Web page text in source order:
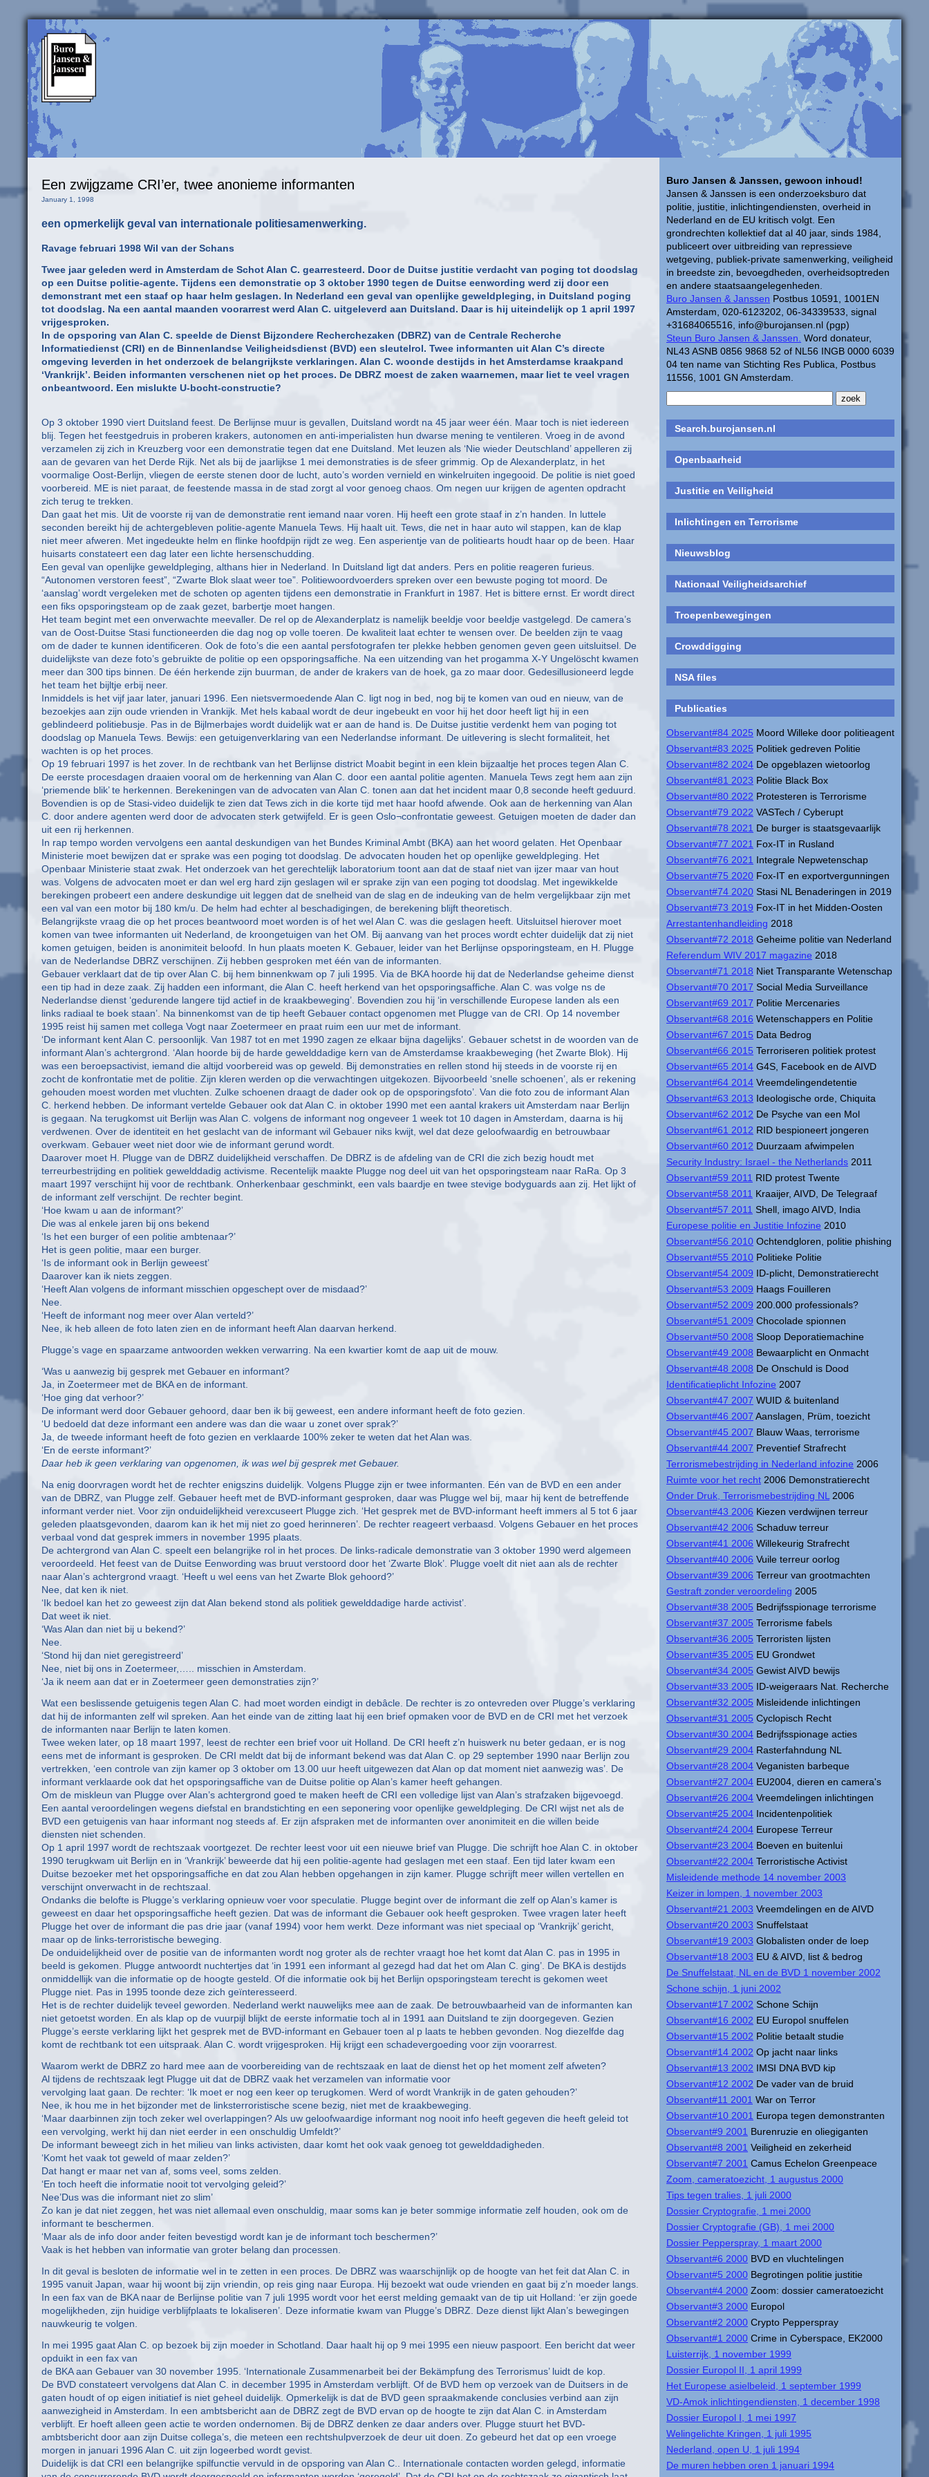
Buro Jansen & Janssen, gewoon inhoud!
Jansen & Janssen is een onderzoeksburo dat
politie, justitie, inlichtingendiensten, overheid in
Nederland en de EU kritisch volgt. Een
grondrechten kollektief dat al 40 jaar, sinds 1984,
publiceert over uitbreiding van repressieve
wetgeving, publiek-private samenwerking, veiligheid
in breedste zin, bevoegdheden, overheidsoptreden
en andere staatsaangelegenheden.
Buro Jansen & Janssen Postbus 10591, 1001EN
Amsterdam, 020-6123202, 06-34339533, signal
+31684065516, info@burojansen.nl (pgp)
Steun Buro Jansen & Janssen. Word donateur,
NL43 ASNB 0856 9868 52 of NL56 INGB 0000 6039
04 ten name van Stichting Res Publica, Postbus
11556, 1001 GN Amsterdam.
Search.burojansen.nl
Openbaarheid
Justitie en Veiligheid
Inlichtingen en Terrorisme
Nieuwsblog
Nationaal Veiligheidsarchief
Troepenbewegingen
Crowddigging
NSA files
Publicaties
Observant#84 2025 Moord Willeke door politieagent
Observant#83 2025 Politiek gedreven Politie
Observant#82 2024 De opgeblazen wietoorlog
Observant#81 2023 Politie Black Box
Observant#80 2022 Protesteren is Terrorisme
Observant#79 2022 VASTech / Cyberupt
Observant#78 2021 De burger is staatsgevaarlijk
Observant#77 2021 Fox-IT in Rusland
Observant#76 2021 Integrale Nepwetenschap
Observant#75 2020 Fox-IT en exportvergunningen
Observant#74 2020 Stasi NL Benaderingen in 2019
Observant#73 2019 Fox-IT in het Midden-Oosten
Arrestantenhandleiding 2018
Observant#72 2018 Geheime politie van Nederland
Referendum WIV 2017 magazine 2018
Observant#71 2018 Niet Transparante Wetenschap
Observant#70 2017 Social Media Surveillance
Observant#69 2017 Politie Mercenaries
Observant#68 2016 Wetenschappers en Politie
Observant#67 2015 Data Bedrog
Observant#66 2015 Terroriseren politiek protest
Observant#65 2014 G4S, Facebook en de AIVD
Observant#64 2014 Vreemdelingendetentie
Observant#63 2013 Ideologische orde, Chiquita
Observant#62 2012 De Psyche van een Mol
Observant#61 2012 RID bespioneert jongeren
Observant#60 2012 Duurzaam afwimpelen
Security Industry: Israel - the Netherlands 2011
Observant#59 2011 RID protest Twente
Observant#58 2011 Kraaijer, AIVD, De Telegraaf
Observant#57 2011 Shell, imago AIVD, India
Europese politie en Justitie Infozine 2010
Observant#56 2010 Ochtendgloren, politie phishing
Observant#55 2010 Politieke Politie
Observant#54 2009 ID-plicht, Demonstratierecht
Observant#53 2009 Haags Fouilleren
Observant#52 2009 200.000 professionals?
Observant#51 2009 Chocolade spionnen
Observant#50 2008 Sloop Deporatiemachine
Observant#49 2008 Bewaarplicht en Onmacht
Observant#48 2008 De Onschuld is Dood
Identificatieplicht Infozine 2007
Observant#47 2007 WUID & buitenland
Observant#46 2007 Aanslagen, Prüm, toezicht
Observant#45 2007 Blauw Waas, terrorisme
Observant#44 2007 Preventief Strafrecht
Terrorismebestrijding in Nederland infozine 2006
Ruimte voor het recht 2006 Demonstratierecht
Onder Druk, Terrorismebestrijding NL 2006
Observant#43 2006 Kiezen verdwijnen terreur
Observant#42 2006 Schaduw terreur
Observant#41 2006 Willekeurig Strafrecht
Observant#40 2006 Vuile terreur oorlog
Observant#39 2006 Terreur van grootmachten
Gestraft zonder veroordeling 2005
Observant#38 2005 Bedrijfsspionage terrorisme
Observant#37 2005 Terrorisme fabels
Observant#36 2005 Terroristen lijsten
Observant#35 2005 EU Grondwet
Observant#34 2005 Gewist AIVD bewijs
Observant#33 2005 ID-weigeraars Nat. Recherche
Observant#32 2005 Misleidende inlichtingen
Observant#31 2005 Cyclopisch Recht
Observant#30 2004 Bedrijfsspionage acties
Observant#29 2004 Rasterfahndung NL
Observant#28 2004 Veganisten barbeque
Observant#27 2004 EU2004, dieren en camera's
Observant#26 2004 Vreemdelingen inlichtingen
Observant#25 2004 Incidentenpolitiek
Observant#24 2004 Europese Terreur
Observant#23 2004 Boeven en buitenlui
Observant#22 2004 Terroristische Activist
Misleidende methode 14 november 2003
Keizer in lompen, 1 november 2003
Observant#21 2003 Vreemdelingen en de AIVD
Observant#20 2003 Snuffelstaat
Observant#19 2003 Globalisten onder de loep
Observant#18 2003 EU & AIVD, list & bedrog
De Snuffelstaat, NL en de BVD 1 november 2002
Schone schijn, 1 juni 2002
Observant#17 2002 Schone Schijn
Observant#16 2002 EU Europol snuffelen
Observant#15 2002 Politie betaalt studie
Observant#14 2002 Op jacht naar links
Observant#13 2002 IMSI DNA BVD kip
Observant#12 2002 De vader van de bruid
Observant#11 2001 War on Terror
Observant#10 2001 Europa tegen demonstranten
Observant#9 2001 Burenruzie en oliegiganten
Observant#8 2001 Veiligheid en zekerheid
Observant#7 2001 Camus Echelon Greenpeace
Zoom, cameratoezicht, 1 augustus 2000
Tips tegen tralies, 1 juli 2000
Dossier Cryptografie, 1 mei 2000
Dossier Cryptografie (GB), 1 mei 2000
Dossier Pepperspray, 1 maart 2000
Observant#6 2000 BVD en vluchtelingen
Observant#5 2000 Begrotingen politie justitie
Observant#4 2000 Zoom: dossier cameratoezicht
Observant#3 2000 Europol
Observant#2 2000 Crypto Pepperspray
Observant#1 2000 Crime in Cyberspace, EK2000
Luisterrijk, 1 november 1999
Dossier Europol II, 1 april 1999
Het Europese asielbeleid, 1 september 1999
VD-Amok inlichtingendiensten, 1 december 1998
Dossier Europol I, 1 mei 1997
Welingelichte Kringen, 1 juli 1995
Nederland, open U, 1 juli 1994
De muren hebben oren 1 januari 1994
Een zwijgzame CRI’er, twee anonieme informanten
January 1, 1998
een opmerkelijk geval van internationale politiesamenwerking.
Ravage februari 1998 Wil van der Schans
Twee jaar geleden werd in Amsterdam de Schot Alan C. gearresteerd. Door de Duitse justitie verdacht van poging tot doodslag
op een Duitse politie-agente. Tijdens een demonstratie op 3 oktober 1990 tegen de Duitse eenwording werd zij door een
demonstrant met een staaf op haar helm geslagen. In Nederland een geval van openlijke geweldpleging, in Duitsland poging
tot doodslag. Na een aantal maanden voorarrest werd Alan C. uitgeleverd aan Duitsland. Daar is hij uiteindelijk op 1 april 1997
vrijgesproken.
In de opsporing van Alan C. speelde de Dienst Bijzondere Recherchezaken (DBRZ) van de Centrale Recherche
Informatiedienst (CRI) en de Binnenlandse Veiligheidsdienst (BVD) een sleutelrol. Twee informanten uit Alan C’s directe
omgeving leverden in het onderzoek de belangrijkste verklaringen. Alan C. woonde destijds in het Amsterdamse kraakpand
‘Vrankrijk’. Beiden informanten verschenen niet op het proces. De DBRZ moest de zaken waarnemen, maar liet te veel vragen
onbeantwoord. Een mislukte U-bocht-constructie?
Op 3 oktober 1990 viert Duitsland feest. De Berlijnse muur is gevallen, Duitsland wordt na 45 jaar weer één. Maar toch is niet iedereen
blij. Tegen het feestgedruis in proberen krakers, autonomen en anti-imperialisten hun dwarse mening te ventileren. Vroeg in de avond
verzamelen zij zich in Kreuzberg voor een demonstratie tegen dat ene Duitsland. Met leuzen als ‘Nie wieder Deutschland’ appelleren zij
aan de gevaren van het Derde Rijk. Net als bij de jaarlijkse 1 mei demonstraties is de sfeer grimmig. Op de Alexanderplatz, in het
voormalige Oost-Berlijn, vliegen de eerste stenen door de lucht, auto’s worden vernield en winkelruiten ingegooid. De politie is niet goed
voorbereid. ME is niet paraat, de feestende massa in de stad zorgt al voor genoeg chaos. Om negen uur krijgen de agenten opdracht
zich terug te trekken.
Dan gaat het mis. Uit de voorste rij van de demonstratie rent iemand naar voren. Hij heeft een grote staaf in z’n handen. In luttele
seconden bereikt hij de achtergebleven politie-agente Manuela Tews. Hij haalt uit. Tews, die net in haar auto wil stappen, kan de klap
niet meer afweren. Met ingedeukte helm en flinke hoofdpijn rijdt ze weg. Een asperientje van de politiearts houdt haar op de been. Haar
huisarts constateert een dag later een lichte hersenschudding.
Een geval van openlijke geweldpleging, althans hier in Nederland. In Duitsland ligt dat anders. Pers en politie reageren furieus.
“Autonomen verstoren feest”, “Zwarte Blok slaat weer toe”. Politiewoordvoerders spreken over een bewuste poging tot moord. De
‘aanslag’ wordt vergeleken met de schoten op agenten tijdens een demonstratie in Frankfurt in 1987. Het is bittere ernst. Er wordt direct
een fiks opsporingsteam op de zaak gezet, barbertje moet hangen.
Het team begint met een onverwachte meevaller. De rel op de Alexanderplatz is namelijk beeldje voor beeldje vastgelegd. De camera’s
van de Oost-Duitse Stasi functioneerden die dag nog op volle toeren. De kwaliteit laat echter te wensen over. De beelden zijn te vaag
om de dader te kunnen identificeren. Ook de foto’s die een aantal persfotografen ter plekke hebben genomen geven geen uitsluitsel. De
duidelijkste van deze foto’s gebruikte de politie op een opsporingsaffiche. Na een uitzending van het progamma X-Y Ungelöscht kwamen
meer dan 300 tips binnen. De één herkende zijn buurman, de ander de krakers van de hoek, ga zo maar door. Gedesillusioneerd legde
het team het bijltje erbij neer.
Inmiddels is het vijf jaar later, januari 1996. Een nietsvermoedende Alan C. ligt nog in bed, nog bij te komen van oud en nieuw, van de
bezoekjes aan zijn oude vrienden in Vrankijk. Met hels kabaal wordt de deur ingebeukt en voor hij het door heeft ligt hij in een
geblindeerd politiebusje. Pas in de Bijlmerbajes wordt duidelijk wat er aan de hand is. De Duitse justitie verdenkt hem van poging tot
doodslag op Manuela Tews. Bewijs: een getuigenverklaring van een Nederlandse informant. De uitlevering is slecht formaliteit, het
wachten is op het proces.
Op 19 februari 1997 is het zover. In de rechtbank van het Berlijnse district Moabit begint in een klein bijzaaltje het proces tegen Alan C.
De eerste procesdagen draaien vooral om de herkenning van Alan C. door een aantal politie agenten. Manuela Tews zegt hem aan zijn
‘priemende blik’ te herkennen. Berekeningen van de advocaten van Alan C. tonen aan dat het incident maar 0,8 seconde heeft geduurd.
Bovendien is op de Stasi-video duidelijk te zien dat Tews zich in die korte tijd met haar hoofd afwende. Ook aan de herkenning van Alan
C. door andere agenten werd door de advocaten sterk getwijfeld. Er is geen Oslo¬confrontatie geweest. Getuigen moeten de dader dan
uit een rij herkennen.
In rap tempo worden vervolgens een aantal deskundigen van het Bundes Kriminal Ambt (BKA) aan het woord gelaten. Het Openbaar
Ministerie moet bewijzen dat er sprake was een poging tot doodslag. De advocaten houden het op openlijke geweldpleging. Het
Openbaar Ministerie staat zwak. Het onderzoek van het gerechtelijk laboratorium toont aan dat de staaf niet van ijzer maar van hout
was. Volgens de advocaten moet er dan wel erg hard zijn geslagen wil er sprake zijn van een poging tot doodslag. Met ingewikkelde
berekingen probeert een andere deskundige uit leggen dat de snelheid van de slag en de indeuking van de helm vergelijkbaar zijn met
een val van een motor bij 180 km/u. De helm had echter al beschadigingen, de berekening blijft theoretisch.
Belangrijkste vraag die op het proces beantwoord moet worden is of het wel Alan C. was die geslagen heeft. Uitsluitsel hierover moet
komen van twee informanten uit Nederland, de kroongetuigen van het OM. Bij aanvang van het proces wordt echter duidelijk dat zij niet
komen getuigen, beiden is anonimiteit beloofd. In hun plaats moeten K. Gebauer, leider van het Berlijnse opsporingsteam, en H. Plugge
van de Nederlandse DBRZ verschijnen. Zij hebben gesproken met één van de informanten.
Gebauer verklaart dat de tip over Alan C. bij hem binnenkwam op 7 juli 1995. Via de BKA hoorde hij dat de Nederlandse geheime dienst
een tip had in deze zaak. Zij hadden een informant, die Alan C. heeft herkend van het opsporingsaffiche. Alan C. was volge ns de
Nederlandse dienst ‘gedurende langere tijd actief in de kraakbeweging’. Bovendien zou hij ‘in verschillende Europese landen als een
links radiaal te boek staan’. Na binnenkomst van de tip heeft Gebauer contact opgenomen met Plugge van de CRI. Op 14 november
1995 reist hij samen met collega Vogt naar Zoetermeer en praat ruim een uur met de informant.
‘De informant kent Alan C. persoonlijk. Van 1987 tot en met 1990 zagen ze elkaar bijna dagelijks’. Gebauer schetst in de woorden van de
informant Alan’s achtergrond. ‘Alan hoorde bij de harde gewelddadige kern van de Amsterdamse kraakbeweging (het Zwarte Blok). Hij
was een beroepsactivist, iemand die altijd voorbereid was op geweld. Bij demonstraties en rellen stond hij steeds in de voorste rij en
zocht de konfrontatie met de politie. Zijn kleren werden op die verwachtingen uitgekozen. Bijvoorbeeld ‘snelle schoenen’, als er rekening
gehouden moest worden met vluchten. Zulke schoenen draagt de dader ook op de opsporingsfoto’. Van die foto zou de informant Alan
C. herkend hebben. De informant vertelde Gebauer ook dat Alan C. in oktober 1990 met een aantal krakers uit Amsterdam naar Berlijn
is gegaan. Na terugkomst uit Berlijn was Alan C. volgens de informant nog ongeveer 1 week tot 10 dagen in Amsterdam, daarna is hij
verdwenen. Over de identiteit en het geslacht van de informant wil Gebauer niks kwijt, wel dat deze geloofwaardig en betrouwbaar
overkwam. Gebauer weet niet door wie de informant gerund wordt.
Daarover moet H. Plugge van de DBRZ duidelijkheid verschaffen. De DBRZ is de afdeling van de CRI die zich bezig houdt met
terreurbestrijding en politiek gewelddadig activisme. Recentelijk maakte Plugge nog deel uit van het opsporingsteam naar RaRa. Op 3
maart 1997 verschijnt hij voor de rechtbank. Onherkenbaar geschminkt, een vals baardje en twee stevige bodyguards aan zij. Het lijkt of
de informant zelf verschijnt. De rechter begint.
‘Hoe kwam u aan de informant?’
Die was al enkele jaren bij ons bekend
‘Is het een burger of een politie ambtenaar?’
Het is geen politie, maar een burger.
‘Is de informant ook in Berlijn geweest’
Daarover kan ik niets zeggen.
‘Heeft Alan volgens de informant misschien opgeschept over de misdaad?’
Nee.
‘Heeft de informant nog meer over Alan verteld?’
Nee, ik heb alleen de foto laten zien en de informant heeft Alan daarvan herkend.
Plugge’s vage en spaarzame antwoorden wekken verwarring. Na een kwartier komt de aap uit de mouw.
‘Was u aanwezig bij gesprek met Gebauer en informant?
Ja, in Zoetermeer met de BKA en de informant.
‘Hoe ging dat verhoor?’
De informant werd door Gebauer gehoord, daar ben ik bij geweest, een andere informant heeft de foto gezien.
‘U bedoeld dat deze informant een andere was dan die waar u zonet over sprak?’
Ja, de tweede informant heeft de foto gezien en verklaarde 100% zeker te weten dat het Alan was.
‘En de eerste informant?’
Daar heb ik geen verklaring van opgenomen, ik was wel bij gesprek met Gebauer.
Na enig doorvragen wordt het de rechter enigszins duidelijk. Volgens Plugge zijn er twee informanten. Eén van de BVD en een ander
van de DBRZ, van Plugge zelf. Gebauer heeft met de BVD-informant gesproken, daar was Plugge wel bij, maar hij kent de betreffende
informant verder niet. Voor zijn onduidelijkheid verexcuseert Plugge zich. ‘Het gesprek met de BVD-informant heeft immers al 5 tot 6 jaar
geleden plaatsgevonden, daarom kan ik het mij niet zo goed herinneren’. De rechter reageert verbaasd. Volgens Gebauer en het proces
verbaal vond dat gesprek immers in november 1995 plaats.
De achtergrond van Alan C. speelt een belangrijke rol in het proces. De links-radicale demonstratie van 3 oktober 1990 werd algemeen
veroordeeld. Het feest van de Duitse Eenwording was bruut verstoord door het ‘Zwarte Blok’. Plugge voelt dit niet aan als de rechter
naar Alan’s achtergrond vraagt. ‘Heeft u wel eens van het Zwarte Blok gehoord?’
Nee, dat ken ik niet.
‘Ik bedoel kan het zo geweest zijn dat Alan bekend stond als politiek gewelddadige harde activist’.
Dat weet ik niet.
‘Was Alan dan niet bij u bekend?’
Nee.
‘Stond hij dan niet geregistreerd’
Nee, niet bij ons in Zoetermeer,….. misschien in Amsterdam.
‘Ja ik neem aan dat er in Zoetermeer geen demonstraties zijn?’
Wat een beslissende getuigenis tegen Alan C. had moet worden eindigt in debâcle. De rechter is zo ontevreden over Plugge’s verklaring
dat hij de informanten zelf wil spreken. Aan het einde van de zitting laat hij een brief opmaken voor de BVD en de CRI met het verzoek
de informanten naar Berlijn te laten komen.
Twee weken later, op 18 maart 1997, leest de rechter een brief voor uit Holland. De CRI heeft z’n huiswerk nu beter gedaan, er is nog
eens met de informant is gesproken. De CRI meldt dat bij de informant bekend was dat Alan C. op 29 september 1990 naar Berlijn zou
vertrekken, ‘een controle van zijn kamer op 3 oktober om 13.00 uur heeft uitgewezen dat Alan op dat moment niet aanwezig was’. De
informant verklaarde ook dat het opsporingsaffiche van de Duitse politie op Alan’s kamer heeft gehangen.
Om de miskleun van Plugge over Alan’s achtergrond goed te maken heeft de CRI een volledige lijst van Alan’s strafzaken bijgevoegd.
Een aantal veroordelingen wegens diefstal en brandstichting en een seponering voor openlijke geweldpleging. De CRI wijst net als de
BVD een getuigenis van haar informant nog steeds af. Er zijn afspraken met de informanten over anonimiteit en die willen beide
diensten niet schenden.
Op 1 april 1997 wordt de rechtszaak voortgezet. De rechter leest voor uit een nieuwe brief van Plugge. Die schrijft hoe Alan C. in oktober
1990 terugkwam uit Berlijn en in ‘Vrankrijk’ beweerde dat hij een politie-agente had geslagen met een staaf. Een tijd later kwam een
Duitse bezoeker met het opsporingsaffiche en dat zou Alan hebben opgehangen in zijn kamer. Plugge schrijft meer willen vertellen en
verschijnt onverwacht in de rechtszaal.
Ondanks die belofte is Plugge’s verklaring opnieuw voer voor speculatie. Plugge begint over de informant die zelf op Alan’s kamer is
geweest en daar het opsporingsaffiche heeft gezien. Dat was de informant die Gebauer ook heeft gesproken. Twee vragen later heeft
Plugge het over de informant die pas drie jaar (vanaf 1994) voor hem werkt. Deze informant was niet speciaal op ‘Vrankrijk’ gericht,
maar op de links-terroristische beweging.
De onduidelijkheid over de positie van de informanten wordt nog groter als de rechter vraagt hoe het komt dat Alan C. pas in 1995 in
beeld is gekomen. Plugge antwoordt nuchtertjes dat ‘in 1991 een informant al gezegd had dat het om Alan C. ging’. De BKA is destijds
onmiddellijk van die informatie op de hoogte gesteld. Of die informatie ook bij het Berlijn opsporingsteam terecht is gekomen weet
Plugge niet. Pas in 1995 toonde deze zich geïnteresseerd.
Het is de rechter duidelijk teveel geworden. Nederland werkt nauwelijks mee aan de zaak. De betrouwbaarheid van de informanten kan
niet getoetst worden. En als klap op de vuurpijl blijkt de eerste informatie toch al in 1991 aan Duitsland te zijn doorgegeven. Gezien
Plugge’s eerste verklaring lijkt het gesprek met de BVD-informant en Gebauer toen al p laats te hebben gevonden. Nog diezelfde dag
komt de rechtbank tot een uitspraak. Alan C. wordt vrijgesproken. Hij krijgt een schadevergoeding voor zijn voorarrest.
Waarom werkt de DBRZ zo hard mee aan de voorbereiding van de rechtszaak en laat de dienst het op het moment zelf afweten?
Al tijdens de rechtszaak legt Plugge uit dat de DBRZ vaak het verzamelen van informatie voor
vervolging laat gaan. De rechter: ‘Ik moet er nog een keer op terugkomen. Werd of wordt Vrankrijk in de gaten gehouden?’
Nee, ik hou me in het bijzonder met de linksterroristische scene bezig, niet met de kraakbeweging.
‘Maar daarbinnen zijn toch zeker wel overlappingen? Als uw geloofwaardige informant nog nooit info heeft gegeven die heeft geleid tot
een vervolging, werkt hij dan niet eerder in een onschuldig Umfeldt?’
De informant beweegt zich in het milieu van links activisten, daar komt het ook vaak genoeg tot gewelddadigheden.
‘Komt het vaak tot geweld of maar zelden?’
Dat hangt er maar net van af, soms veel, soms zelden.
‘En toch heeft die informatie nooit tot vervolging geleid?’
Nee’Dus was die informant niet zo slim’
Zo kan je dat niet zeggen, het was niet allemaal even onschuldig, maar soms kan je beter sommige informatie zelf houden, ook om de
informant te beschermen.
‘Maar als de info door ander feiten bevestigd wordt kan je de informant toch beschermen?’
Vaak is het hebben van informatie van groter belang dan processen.
In dit geval is besloten de informatie wel in te zetten in een proces. De DBRZ was waarschijnlijk op de hoogte van het feit dat Alan C. in
1995 vanuit Japan, waar hij woont bij zijn vriendin, op reis ging naar Europa. Hij bezoekt wat oude vrienden en gaat bij z’n moeder langs.
In een fax van de BKA naar de Berlijnse politie van 7 juli 1995 wordt voor het eerst melding gemaakt van de tip uit Holland: ‘er zijn goede
mogelijkheden, zijn huidige verblijfplaats te lokaliseren’. Deze informatie kwam van Plugge’s DBRZ. Deze dienst lijkt Alan’s bewegingen
nauwkeurig te volgen.
In mei 1995 gaat Alan C. op bezoek bij zijn moeder in Schotland. Daar haalt hij op 9 mei 1995 een nieuw paspoort. Een bericht dat weer
opduikt in een fax van
de BKA aan Gebauer van 30 november 1995. ‘Internationale Zusammenarbeit bei der Bekämpfung des Terrorismus’ luidt de kop.
De BVD constateert vervolgens dat Alan C. in december 1995 in Amsterdam verblijft. Of de BVD hem op verzoek van de Duitsers in de
gaten houdt of op eigen initiatief is niet geheel duidelijk. Opmerkelijk is dat de BVD geen spraakmakende conclusies verbind aan zijn
aanwezigheid in Amsterdam. In een ambtsbericht aan de DBRZ zegt de BVD ervan op de hoogte te zijn dat Alan C. in Amsterdam
verblijft. Er hoeft alleen geen actie te worden ondernomen. Bij de DBRZ denken ze daar anders over. Plugge stuurt het BVD-
ambtsbericht door aan zijn Duitse collega’s, die meteen een rechtshulpverzoek de deur uit doen. Zo gebeurd het dat op een vroege
morgen in januari 1996 Alan C. uit zijn logeerbed wordt gevist.
Duidelijk is dat CRI een belangrijke spilfunctie vervuld in de opsporing van Alan C.. Internationale contacten worden gelegd, informatie